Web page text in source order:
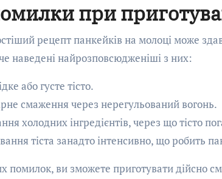
при
рецепт панкейків на молоці може
наведені найрозповсюдженіші з них:
або густе тісто.
смаження через нерегульований вогонь.
холодних інгредієнтів, через що тісто
тіста занадто інтенсивно, що робить
помилок, ви зможете приготувати дійсно